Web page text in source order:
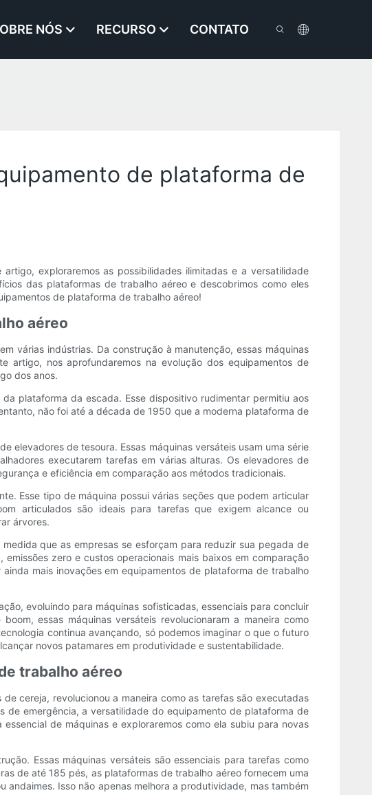
NÓS RECURSO CONTATO
de plataforma de
exploraremos as possibilidades ilimitadas e a versatilidade
das plataformas de trabalho aéreo e descobrimos como eles
de plataforma de trabalho aéreo!
aéreo
várias indústrias. Da construção à manutenção, essas máquinas
artigo, nos aprofundaremos na evolução dos equipamentos de
dos anos.
plataforma da escada. Esse dispositivo rudimentar permitiu aos
não foi até a década de 1950 que a moderna plataforma de
elevadores de tesoura. Essas máquinas versáteis usam uma série
executarem tarefas em várias alturas. Os elevadores de
e eficiência em comparação aos métodos tradicionais.
Esse tipo de máquina possui várias seções que podem articular
articulados são ideais para tarefas que exigem alcance ou
árvores.
que as empresas se esforçam para reduzir sua pegada de
zero e custos operacionais mais baixos em comparação
mais inovações em equipamentos de plataforma de trabalho
evoluindo para máquinas sofisticadas, essenciais para concluir
essas máquinas versáteis revolucionaram a maneira como
continua avançando, só podemos imaginar o que o futuro
novos patamares em produtividade e sustentabilidade.
trabalho aéreo
cereja, revolucionou a maneira como as tarefas são executadas
de emergência, a versatilidade do equipamento de plataforma de
de máquinas e exploraremos como ela subiu para novas
Essas máquinas versáteis são essenciais para tarefas como
de até 185 pés, as plataformas de trabalho aéreo fornecem uma
Isso não apenas melhora a produtividade, mas também